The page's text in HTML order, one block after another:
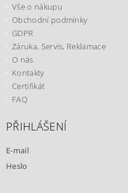
Vše o nákupu
Obchodní podmínky
GDPR
Záruka, Servis, Reklamace
O nás
Kontakty
Certifikát
FAQ
PŘIHLÁŠENÍ
E-mail
Heslo